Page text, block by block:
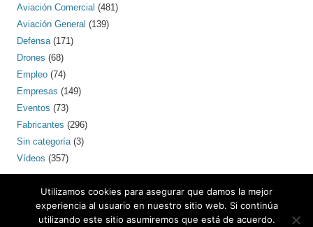
Aviación Comercial (481)
Aviación General (139)
Defensa(171)
Drones (68)
Empleo (74)
Empresas (149)
Eventos (73)
Fabricantes (296)
Sin categoría(3)
Vídeos (357)
Utilizamos cookies para asegurar que damos la mejor
experiencia al usuario en nuestro sitio web. Si continúa
utilizando este sitio asumiremos que está de acuerdo.